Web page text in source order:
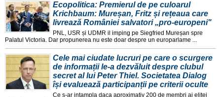
Ecopolitica: Premierul de pe culoarul
Krichbaum: Mureșan, Fritz și rețeaua care
livrează României salvatori „pro-europeni"
PNL, USR și UDMR il imping pe Siegfried Mureșan spre
Palatul Victoria. Dar propunerea nu este doar despre un europarlame ...
Cele mai ciudate lucruri pe care o scurgere
de informații le-a dezvăluit despre clubul
secret al lui Peter Thiel. Societatea Dialog
își evaluează participanții pe criterii oculte
Ce s-ar intampla daca aproximativ 200 de membri ai elitei